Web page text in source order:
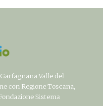
Valle del
con Regione Toscana,
Sistema